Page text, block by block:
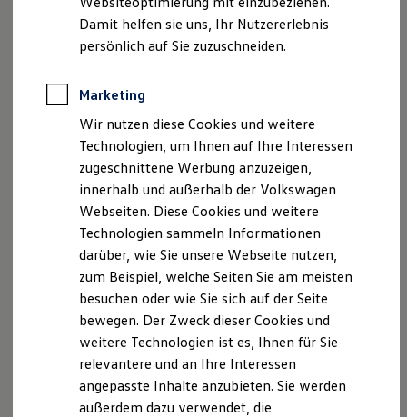
Elektrofahrzeugkonzepte
ID. EVERY1
Reichweite
Rekuperation
Laden unterwegs
Laden Zuhause
Ladestationen finden
Ladezeitensimulator
Batterie
Sicherheit
Nachhaltigkeit
Technologie
Kosten und Kauf
Verbrauchskosten
Kaufoptionen
E-Auto-Förderung
Software und Konnektivität
Die ID. Software 6
ID. Software Versionen und Updates
Digitale Extras
Schnittstellen zu Ihrem ID.
Fahrassistenzsyste
me im Detail.
Nutzungsbedingungen
Lizenzhinweise Dritter
Angaben zum Digital Services Act (DSA)
EU Data Act
Produktsicherheitsinformationen
Vertrag Widerrufen
Disclaimer von Volkswagen AG
Beispielhafte Illustration
Im Rahmen der Grenzen des Systems.
Der Fahrer muss jederzeit bereit sein, das Assistenzsystem zu
übersteuern und wird nicht von seiner Verantwortung
entbunden, das Fahrzeug umsichtig zu fahren.
Die in dieser Darstellung gezeigten Fahrzeuge und
Ausstattungen können in einzelnen Details vom aktuellen
deutschen Lieferprogramm abweichen. Abgebildet sind
Damit helfen sie uns, Ihr Nutzererlebnis
persönlich auf Sie zuzuschneiden.
Marketing
Wir nutzen diese Cookies und weitere
Technologien, um Ihnen auf Ihre Interessen
zugeschnittene Werbung anzuzeigen,
innerhalb und außerhalb der Volkswagen
Webseiten. Diese Cookies und weitere
Technologien sammeln Informationen
darüber, wie Sie unsere Webseite nutzen,
zum Beispiel, welche Seiten Sie am meisten
besuchen oder wie Sie sich auf der Seite
bewegen. Der Zweck dieser Cookies und
weitere Technologien ist es, Ihnen für Sie
relevantere und an Ihre Interessen
angepasste Inhalte anzubieten. Sie werden
außerdem dazu verwendet, die